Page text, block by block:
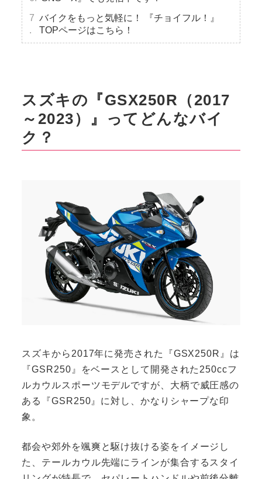
バイクをもっと気軽に！ 『チョイフル！』
TOPページはこちら！
スズキの『GSX250R（2017
～2023）』ってどんなバイ
ク？
スズキから2017年に発売された『GSX250R』は
『GSR250』をベースとして開発された250ccフ
ルカウルスポーツモデルですが、大柄で威圧感の
ある『GSR250』に対し、かなりシャープな印
象。
都会や郊外を颯爽と駆け抜ける姿をイメージし
た、テールカウル先端にラインが集合するスタイ